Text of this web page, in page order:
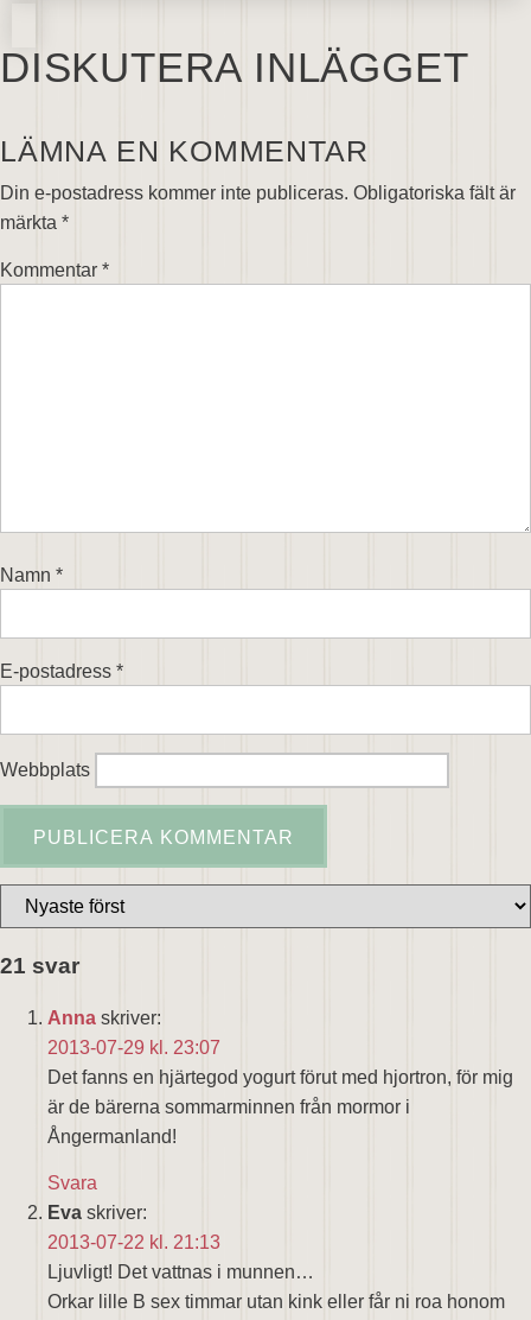
DISKUTERA INLÄGGET
LÄMNA EN KOMMENTAR
Din e-postadress kommer inte publiceras. Obligatoriska fält är
märkta *
Kommentar *
Namn *
E-postadress *
Webbplats
21 svar
Anna skriver:
2013-07-29 kl. 23:07
Det fanns en hjärtegod yogurt förut med hjortron, för mig
är de bärerna sommarminnen från mormor i
Ångermanland!
Svara
Eva skriver:
2013-07-22 kl. 21:13
Ljuvligt! Det vattnas i munnen…
Orkar lille B sex timmar utan kink eller får ni roa honom